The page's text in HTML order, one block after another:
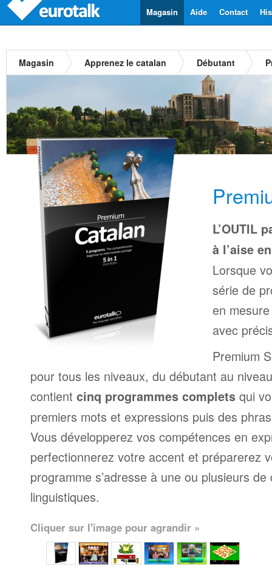
Contact
Aide
Magasin
Magasin Apprenez le catalan Débutant
L’OUTIL
à l’aise
Lorsque
série de
en
avec
Premium
pour tous les niveaux, du débutant au
contient cinq programmes complets qui
premiers mots et expressions puis des
Vous développerez vos compétences en
perfectionnerez votre accent et préparerez
programme s’adresse à une ou plusieurs
linguistiques.
Cliquer sur l'image pour agrandir »